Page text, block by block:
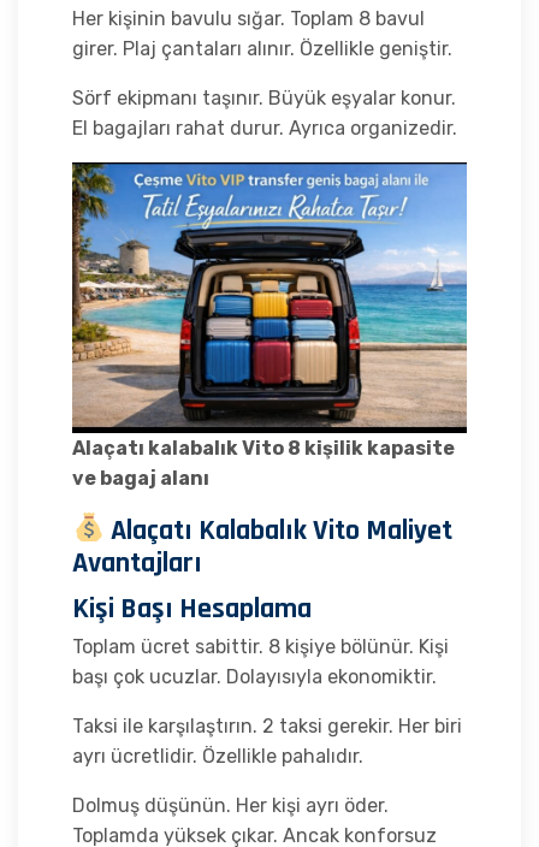
Her kişinin bavulu sığar. Toplam 8 bavul
girer. Plaj çantaları alınır. Özellikle geniştir.
Sörf ekipmanı taşınır. Büyük eşyalar konur.
El bagajları rahat durur. Ayrıca organizedir.
Alaçatı kalabalık Vito 8 kişilik kapasite
ve bagaj alanı
Alaçatı Kalabalık Vito Maliyet
Avantajları
Kişi Başı Hesaplama
Toplam ücret sabittir. 8 kişiye bölünür. Kişi
başı çok ucuzlar. Dolayısıyla ekonomiktir.
Taksi ile karşılaştırın. 2 taksi gerekir. Her biri
ayrı ücretlidir. Özellikle pahalıdır.
Dolmuş düşünün. Her kişi ayrı öder.
Toplamda yüksek çıkar. Ancak konforsuz